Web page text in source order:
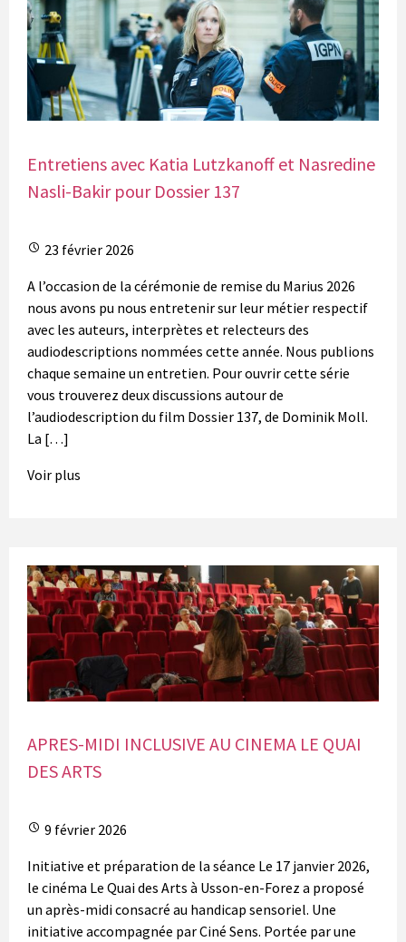
Entretiens avec Katia Lutzkanoff et Nasredine
Nasli-Bakir pour Dossier 137
23 février 2026
A l’occasion de la cérémonie de remise du Marius 2026
nous avons pu nous entretenir sur leur métier respectif
avec les auteurs, interprètes et relecteurs des
audiodescriptions nommées cette année. Nous publions
chaque semaine un entretien. Pour ouvrir cette série
vous trouverez deux discussions autour de
l’audiodescription du film Dossier 137, de Dominik Moll.
La […]
Voir plus
APRES-MIDI INCLUSIVE AU CINEMA LE QUAI
DES ARTS
9 février 2026
Initiative et préparation de la séance Le 17 janvier 2026,
le cinéma Le Quai des Arts à Usson-en-Forez a proposé
un après-midi consacré au handicap sensoriel. Une
initiative accompagnée par Ciné Sens. Portée par une